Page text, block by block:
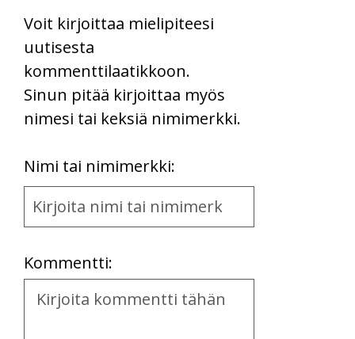
Voit kirjoittaa mielipiteesi
uutisesta
kommenttilaatikkoon.
Sinun pitää kirjoittaa myös
nimesi tai keksiä nimimerkki.
Nimi tai nimimerkki:
Name
and
Kommentti:
Kommentti